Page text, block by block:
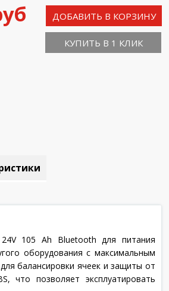
ДОБАВИТЬ В КОРЗИНУ
КУПИТЬ В 1 КЛИК
24V 105 Ah Bluetooth для питания
оборудования с максимальным
балансировки ячеек и защиты от
что позволяет эксплуатировать